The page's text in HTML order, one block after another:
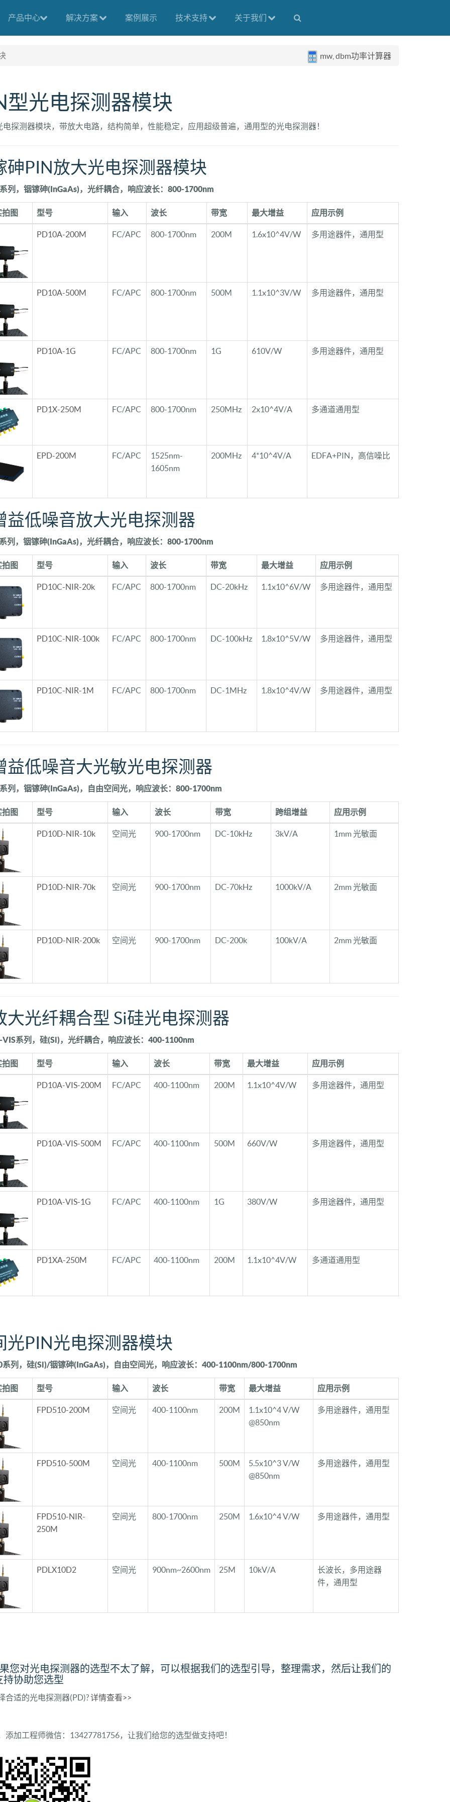
产品中心 解决方案 案例展示 技术支持 关于我们
mw, dbm功率计算器
型光电探测器模块
电探测器模块，带放大电路，结构简单，性能稳定，应用超级普遍，通用型的光电探测器！
砷PIN放大光电探测器模块
列，铟镓砷(InGaAs)，光纤耦合，响应波长：800-1700nm
图 型号 输入 波长 带宽 最大增益 应用示例
PD10A-200M FC/APC 800-1700nm 200M 1.6x10^4V/W 多用途器件，通用型
PD10A-500M FC/APC 800-1700nm 500M 1.1x10^3V/W 多用途器件，通用型
PD10A-1G FC/APC 800-1700nm 1G 610V/W 多用途器件，通用型
PD1X-250M FC/APC 800-1700nm 250MHz 2x10^4V/A 多通道通用型
EPD-200M FC/APC
1525nm-
1605nm
200MHz 4*10^4V/A EDFA+PIN，高信噪比
益低噪音放大光电探测器
列，铟镓砷(InGaAs)，光纤耦合，响应波长：800-1700nm
图 型号 输入 波长 带宽 最大增益 应用示例
PD10C-NIR-20k FC/APC 800-1700nm DC-20kHz 1.1x10^6V/W 多用途器件，通用型
PD10C-NIR-100k FC/APC 800-1700nm DC-100kHz 1.8x10^5V/W 多用途器件，通用型
PD10C-NIR-1M FC/APC 800-1700nm DC-1MHz 1.8x10^4V/W 多用途器件，通用型
益低噪音大光敏光电探测器
列，铟镓砷(InGaAs)，自由空间光，响应波长：800-1700nm
图 型号 输入 波长 带宽 跨组增益 应用示例
PD10D-NIR-10k 空间光 900-1700nm DC-10kHz 3kV/A 1mm 光敏面
PD10D-NIR-70k 空间光 900-1700nm DC-70kHz 1000kV/A 2mm 光敏面
PD10D-NIR-200k 空间光 900-1700nm DC-200k 100kV/A 2mm 光敏面
大光纤耦合型 Si硅光电探测器
系列，硅(Si)，光纤耦合，响应波长：400-1100nm
图 型号 输入 波长 带宽 最大增益 应用示例
PD10A-VIS-200M FC/APC 400-1100nm 200M 1.1x10^4V/W 多用途器件，通用型
PD10A-VIS-500M FC/APC 400-1100nm 500M 660V/W 多用途器件，通用型
PD10A-VIS-1G FC/APC 400-1100nm 1G 380V/W 多用途器件，通用型
PD1XA-250M FC/APC 400-1100nm 200M 1.1x10^4V/W 多通道通用型
光PIN光电探测器模块
系列，硅(Si)/铟镓砷(InGaAs)，自由空间光，响应波长：400-1100nm/800-1700nm
图 型号 输入 波长 带宽 最大增益 应用示例
FPD510-200M 空间光 400-1100nm 200M
1.1x10^4 V/W
@850nm
多用途器件，通用型
FPD510-500M 空间光 400-1100nm 500M
5.5x10^3 V/W
@850nm
多用途器件，通用型
FPD510-NIR-
250M
空间光 800-1700nm 250M 1.6x10^4 V/W 多用途器件，通用型
PDLX10D2 空间光 900nm~2600nm 25M 10kV/A
长波长，多用途器
件，通用型
您对光电探测器的选型不太了解，可以根据我们的选型引导，整理需求，然后让我们的
持协助您选型
合适的光电探测器(PD)?详情查看>>
添加工程师微信：13427781756，让我们给您的选型做支持吧！